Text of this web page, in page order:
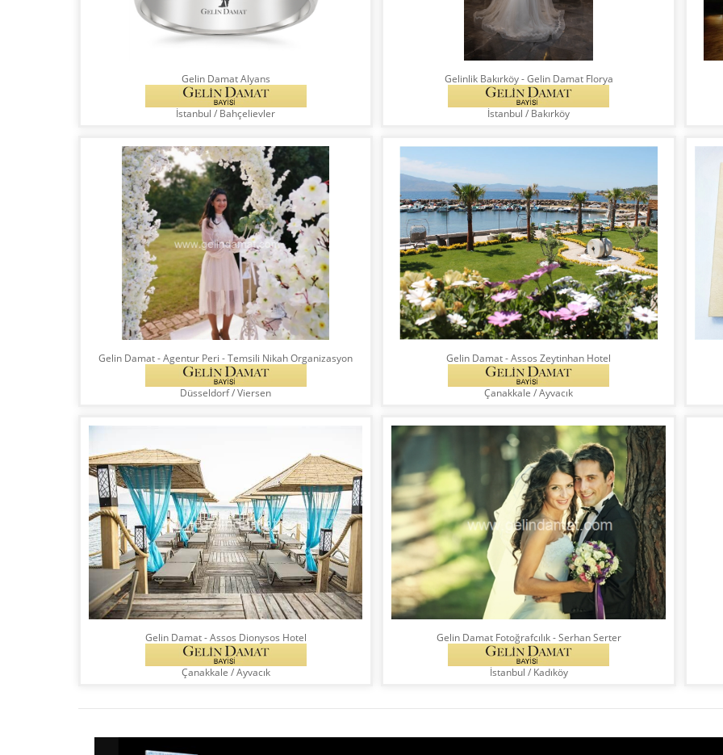
Gelin Damat Alyans
İstanbul / Bahçelievler
Gelinlik Bakırköy - Gelin Damat Florya
İstanbul / Bakırköy
Gelin Damat - Agentur Peri - Temsili Nikah Organizasyon
Düsseldorf/Viersen
Gelin Damat - Assos Zeytinhan Hotel
Çanakkale /Ayvacık
Gelin Damat - Assos Dionysos Hotel
Çanakkale /Ayvacık
Gelin Damat Fotoğrafcılık - Serhan Serter
İstanbul / Kadıköy